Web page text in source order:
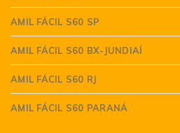
AMIL FÁCIL S60 SP
AMIL FÁCIL S60 BX-JUNDIAÍ
AMIL FÁCIL S60 RJ
AMIL FÁCIL S60 PARANÁ